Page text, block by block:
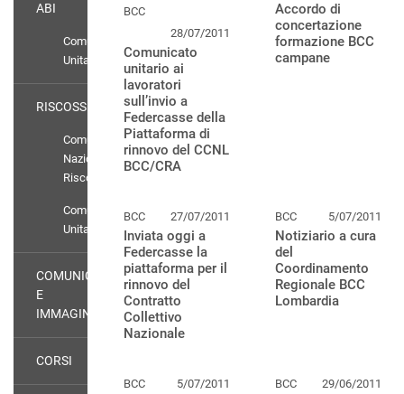
ABI
Comunicato
Unitario
RISCOSSIONE
Comunicati
Nazionali
Riscossione
Comunicato
Unitario
COMUNICAZIONE
E
IMMAGINE
CORSI
BCC
28/07/2011
Comunicato
unitario ai
lavoratori
sull’invio a
Federcasse della
Piattaforma di
rinnovo del CCNL
BCC/CRA
Accordo di
concertazione
formazione BCC
campane
BCC 27/07/2011
Inviata oggi a
Federcasse la
piattaforma per il
rinnovo del
Contratto
Collettivo
Nazionale
BCC 5/07/2011
Notiziario a cura
del
Coordinamento
Regionale BCC
Lombardia
BCC 5/07/2011 BCC 29/06/2011